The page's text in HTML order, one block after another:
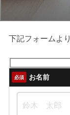
下記フォームよ
必須 お名前